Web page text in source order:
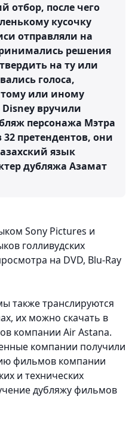
отбор, после чего
кусочку
отправляли на
решения
на ту или
голоса,
тому или иному
вручили
персонажа Мэтра
претендентов, они
язык
дубляжа Азамат
Sony Pictures и
голливудских
на DVD, Blu-Ray
также транслируются
их можно скачать в
компании Air Astana.
компании получили
фильмов компании
и технических
дубляжу фильмов